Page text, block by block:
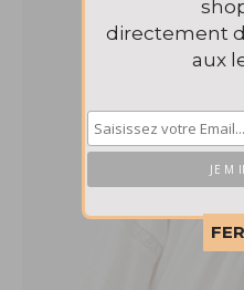
This popup
directement
aux